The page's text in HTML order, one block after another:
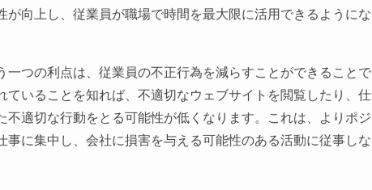
が向上し、従業員が職場で時間を最大限に活用できるようにな
一つの利点は、従業員の不正行為を減らすことができることで
ていることを知れば、不適切なウェブサイトを閲覧したり、仕
不適切な行動をとる可能性が低くなります。これは、よりポジ
事に集中し、会社に損害を与える可能性のある活動に従事しな